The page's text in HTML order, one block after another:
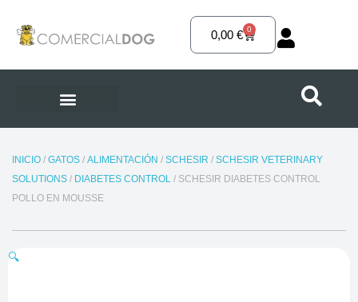
contenido
0,00€ 0
Carrito
INICIO/ GATOS/ ALIMENTACIÓN / SCHESIR / SCHESIR VETERINARY
SOLUTIONS/ DIABETES CONTROL/ SCHESIR DIABETES CONTROL
POLLO EN MOUSSE
🔍